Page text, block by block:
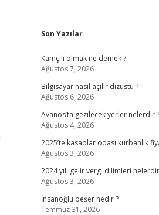
Sidebar
Son Yazılar
Kamçılı olmak ne demek ?
Ağustos 7, 2026
Bilgisayar nasıl açılır dizüstü ?
Ağustos 6, 2026
Avanos’ta gezilecek yerler nelerdir ?
Ağustos 4, 2026
2025’te kasaplar odası kurbanlık
Ağustos 3, 2026
2024 yılı gelir vergi dilimleri
Ağustos 3, 2026
İnsanoğlu beşer nedir ?
Temmuz 31, 2026